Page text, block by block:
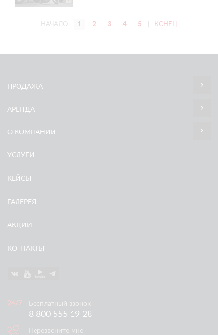
НАЧАЛО 1 2 3 4 5 КОНЕЦ
ПРОДАЖА
АРЕНДА
О КОМПАНИИ
УСЛУГИ
КЕЙСЫ
ГАЛЕРЕЯ
АКЦИИ
КОНТАКТЫ
Бесплатный звонок
8 800 555 19 28
Перезвоните мне